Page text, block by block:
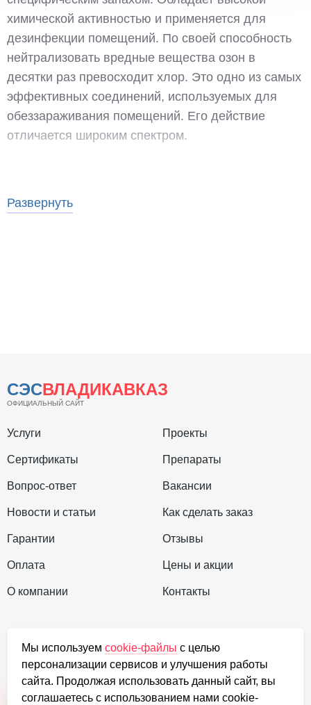
химической активностью и применяется для
дезинфекции помещений. По своей способность
нейтрализовать вредные вещества озон в
десятки раз превосходит хлор. Это одно из самых
эффективных соединений, используемых для
обеззараживания помещений. Его действие
отличается широким спектром.
В жилых и любых других помещениях озонация
проводится для удаления запаха, плесневых
других опасных веществ. Они накапливаются в
стенах, швах, стыках, элементах отделки, в
обивке мебели и многих других местах.
бактериологическую и вирусную опасность, но и
избавляет помещение от неприятных запахов.
Для обработки помещений применяются
генераторы озона, которыми управляют опытные
Развернуть
СЭСВЛАДИКАВКАЗ
ОФИЦИАЛЬНЫЙ САЙТ
Услуги Проекты
Сертификаты Препараты
Вопрос-ответ Вакансии
Новости и статьи Как сделать заказ
Гарантии Отзывы
Оплата Цены и акции
О компании Контакты
+7 (923) 035-4471
order@dezef.ru
Мы используем cookie-файлы с целью
персонализации сервисов и улучшения работы
сайта. Продолжая использовать данный сайт, вы
соглашаетесь с использованием нами cookie-